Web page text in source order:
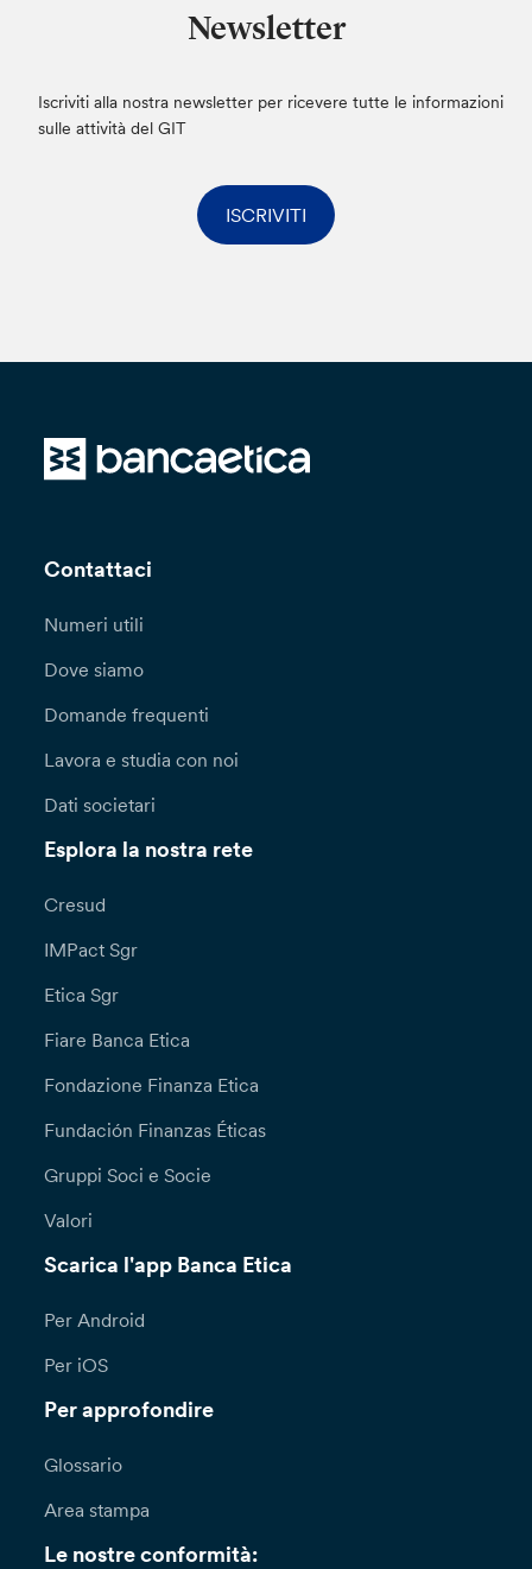
Regolamento (UE) 2016/679, avverrà in modo
da garantire la sicurezza e la riservatezza e
elettronici. I dati che comunicherai saranno
conservati non oltre il tempo strettamente
necessario per dare seguito alla tua istanza.
I dati personali potranno essere trasferiti anche
in Paesi Terzi, con ciò intendendo paesi non
appartenenti all’Unione Europea o allo Spazio
o, in caso contrario, esclusivamente previa
contrattualizzazione di Clausole Contrattuali
alternativa potrà essere valutata la sussistenza
del GDPR.
Potrai esercitare in ogni momento i diritti a te
Regolamento (UE) 2016/679 (diritto di accesso,
trattamento, di notifica, portabilità dei dati,
opposizione, di non essere sottoposto a una
automatizzato, compresa la profilazione)
Popolare Etica Società cooperativa per azioni,
nonché per ricevere ulteriori informazioni con
riguardo al trattamento dei tuoi dati personali,
Dipendenze, oppure inoltrare richiesta scritta
Banca, alla sezione “Privacy e cookie policy”
Protezione dei Dati (Data Protection Officer):
DPO@bancaetica.com.
Qualora lamenti una violazione nel trattamento
l’indebito inserimento dei tuoi dati personali
puoi presentare formale reclamo all’Ufficio
Tommaseo, 7 ­ 35131 Padova –
termine per la risposta a seguito di una tua
richiesta ai sensi degli articoli 15 e ss. è di un (1)
mese, prorogabile di due (2) mesi in casi di
particolare complessità; in questi casi, la Banca
Newsletter
Iscriviti alla nostra newsletter per ricevere tutte le informazioni
sulle attività del GIT
ISCRIVITI
Contattaci
Numeri utili
Dove siamo
Domande frequenti
Lavora e studia con noi
Dati societari
Esplora la nostra rete
Cresud
IMPact Sgr
Etica Sgr
Fiare Banca Etica
Fondazione Finanza Etica
Fundación Finanzas Éticas
Gruppi Soci e Socie
Valori
Scarica l'app Banca Etica
Per Android
Per iOS
Per approfondire
Glossario
Area stampa
Le nostre conformità: